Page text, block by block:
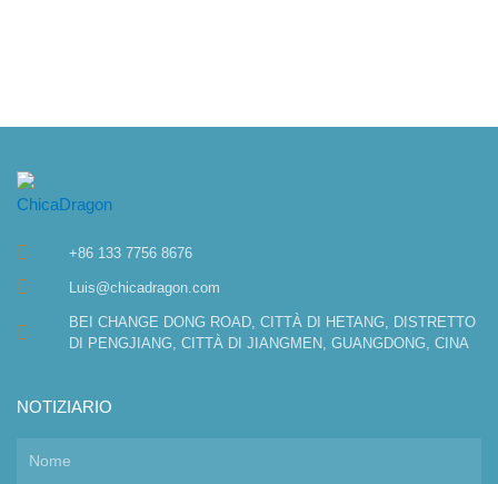
+86 133 7756 8676
Luis@chicadragon.com
BEI CHANGE DONG ROAD, CITTÀ DI HETANG, DISTRETTO
DI PENGJIANG, CITTÀ DI JIANGMEN, GUANGDONG, CINA
NOTIZIARIO